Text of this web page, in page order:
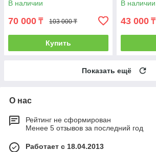
В наличии
70 000 ₸ 103 000 ₸
Купить
В наличии
43 000 ₸
Показать ещё
О нас
Рейтинг не сформирован
Менее 5 отзывов за последний год
Работает с 18.04.2013